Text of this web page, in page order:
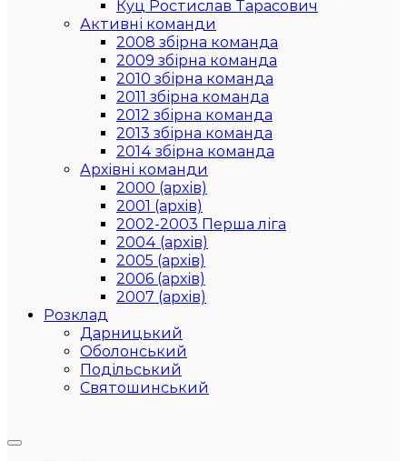
Куц Ростислав Тарасович
Активні команди
2008 збірна команда
2009 збірна команда
2010 збірна команда
2011 збірна команда
2012 збірна команда
2013 збірна команда
2014 збірна команда
Архівні команди
2000 (архів)
2001 (архів)
2002-2003 Перша ліга
2004 (архів)
2005 (архів)
2006 (архів)
2007 (архів)
Розклад
Дарницький
Оболонський
Подільський
Святошинський